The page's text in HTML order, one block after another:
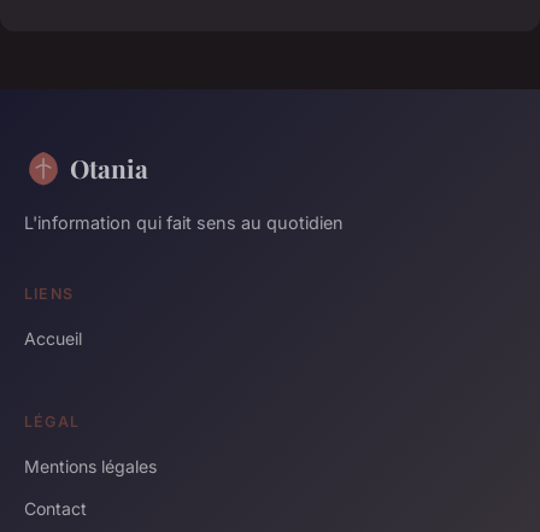
Otania
L'information qui fait sens au quotidien
LIENS
Accueil
LÉGAL
Mentions légales
Contact